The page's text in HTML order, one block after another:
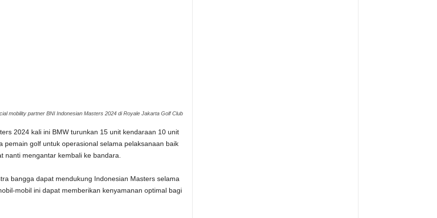
mobility partner BNI Indonesian Masters 2024 di Royale Jakarta Golf Club
2024 kali ini BMW turunkan 15 unit kendaraan 10 unit
pemain golf untuk operasional selama pelaksanaan baik
nanti mengantar kembali ke bandara.
bangga dapat mendukung Indonesian Masters selama
mobil ini dapat memberikan kenyamanan optimal bagi